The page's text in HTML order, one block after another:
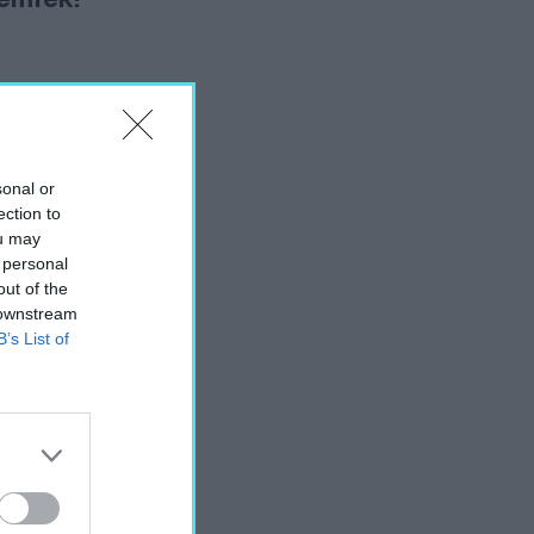
or
to
may
of the
List of